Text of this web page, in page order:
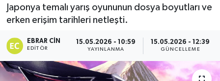
Japonya temalı yarış oyununun dosya boyutları ve
erken erişim tarihleri netleşti.
EBRAR CIN
EDITÖR
15.05.2026 - 10:59
YAYINLANMA
15.05.2026 - 12:39
GÜNCELLEME
Dumlupınar
Dünya
Eğitim